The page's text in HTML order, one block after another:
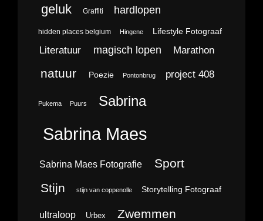
geluk Graffiti hardlopen
hidden places belgium Hingene Lifestyle Fotograaf
Literatuur magisch lopen Marathon
natuur Poezie Pontonbrug project 408
Pukema Puurs Sabrina
Sabrina Maes
Sabrina Maes Fotografie Sport
Stijn stijn van coppenolle Storytelling Fotograaf
ultraloop Urbex Zwemmen